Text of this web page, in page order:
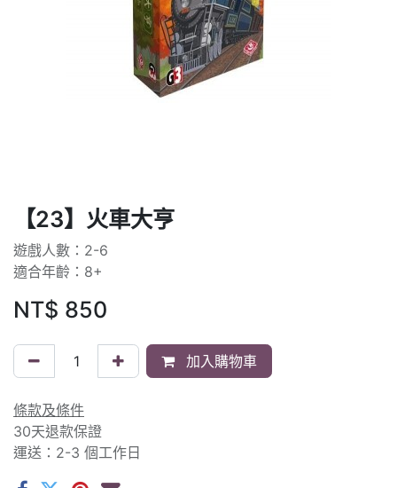
【23】火車大亨
遊戲人數：2-6
適合年齡：8+
NT$ 850
加入購物車
條款及條件
30天退款保證
運送：2-3 個工作日